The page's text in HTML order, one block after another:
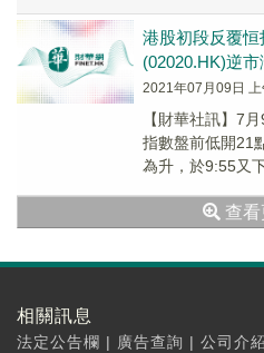
港股初段反覆
(02020.HK)逆市
2021年07月09日
【財華社訊】7
指數盤前低開21
為升，於9:55又
查看
相關訊息
法定公告欄 | 廣告查詢 | 公司介紹